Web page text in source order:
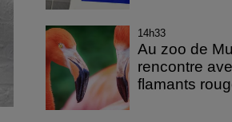
14h33
Au zoo de
rencontre
flamants